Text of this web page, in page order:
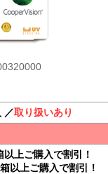
／取り扱いあり
上ご購入で割引！
以上ご購入で割引！